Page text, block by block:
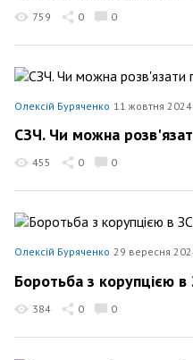
759 0 0
Олексій Буряченко 11 жовтня
СЗЧ. Чи можна
455 0 0
Олексій Буряченко 29 вересня
Боротьба з корупцією в
384 0 0